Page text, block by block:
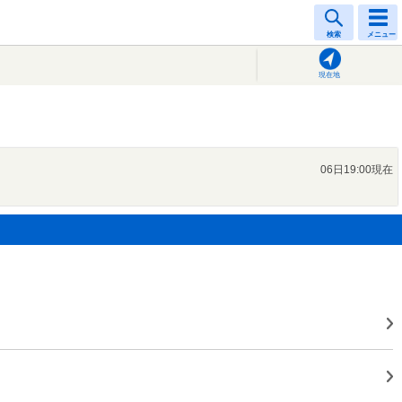
検索 メニュー
現在地
06日19:00現在